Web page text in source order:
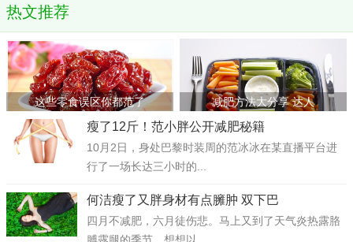
热文推荐
这些零食误区你都范了 减肥方法大分享 达人
瘦了12斤！范小胖公开减肥秘籍
10月2日，身处巴黎时装周的范冰冰在某直播平台进
行了一场长达三小时的...
何洁瘦了又胖身材有点臃肿 双下巴
四月不减肥，六月徒伤悲。马上又到了天气炎热露胳